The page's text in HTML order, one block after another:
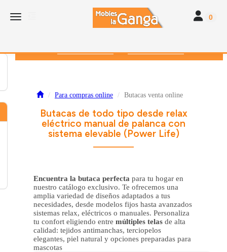
Toggle navigation Toggle
0
Para compras online Butacas venta online
Butacas de todo tipo desde relax
eléctrico manual de palanca con
sistema elevable (Power Life)
Encuentra la butaca perfecta para tu hogar en
nuestro catálogo exclusivo. Te ofrecemos una
amplia variedad de diseños adaptados a tus
necesidades, desde modelos fijos hasta avanzados
sistemas relax, eléctricos o manuales. Personaliza
tu confort eligiendo entremúltiples telas de alta
calidad: tejidos antimanchas, terciopelos
elegantes, piel natural y opciones preparadas para
mascotas